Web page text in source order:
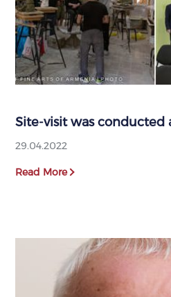
Site-visit was conducted
29.04.2022
Read More